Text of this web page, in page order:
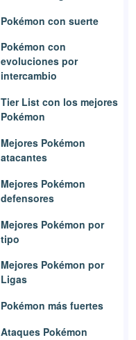
Pokémon con suerte
Pokémon con
evoluciones por
intercambio
Tier List con los mejores
Pokémon
Mejores Pokémon
atacantes
Mejores Pokémon
defensores
Mejores Pokémon por
tipo
Mejores Pokémon por
Ligas
Pokémon más fuertes
Ataques Pokémon